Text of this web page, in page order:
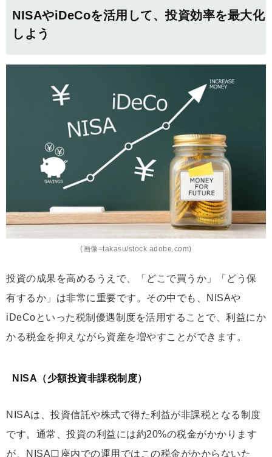
NISAやiDeCoを活用して、投資効率を最大化
しよう
(画像=takasu/stock.adobe.com)
投資の成果を高めるうえで、「どこで買うか」「どう保
有するか」は非常に重要です。その中でも、NISAや
iDeCoといった税制優遇制度を活用することで、利益にか
かる税金を抑えながら資産を増やすことができます。
NISA（少額投資非課税制度）
NISAは、投資信託や株式で得た利益が非課税となる制度
です。通常、投資の利益には約20%の税金がかかります
が、NISA口座内での運用ではこの税金がかからないた